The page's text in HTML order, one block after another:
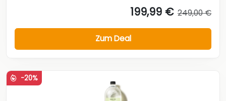
199,99 € 249,00 €
Zum Deal
-20%